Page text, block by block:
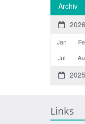
Archiv
2026
Jan
Jul
2025
Links